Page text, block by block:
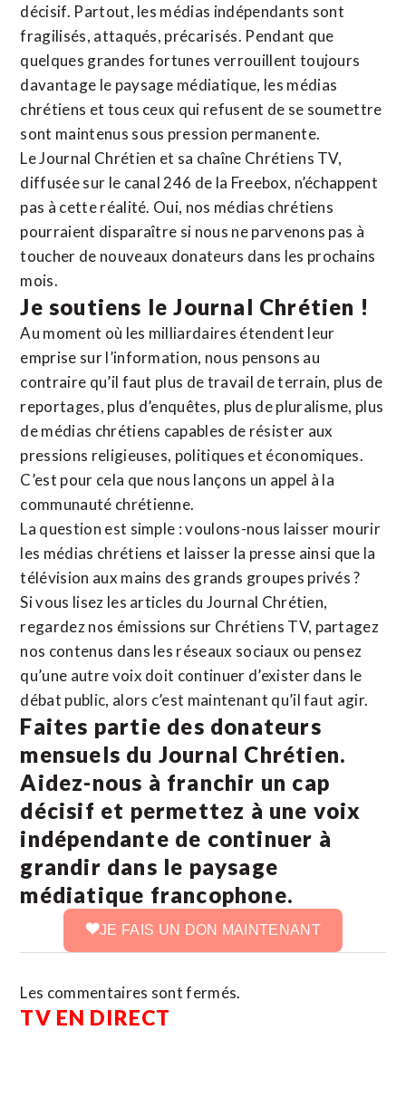
décisif. Partout, les médias indépendants sont
fragilisés, attaqués, précarisés. Pendant que
quelques grandes fortunes verrouillent toujours
davantage le paysage médiatique, les médias
chrétiens et tous ceux qui refusent de se soumettre
sont maintenus sous pression permanente.
Le Journal Chrétien et sa chaîne Chrétiens TV,
diffusée sur le canal 246 de la Freebox, n’échappent
pas à cette réalité. Oui, nos médias chrétiens
pourraient disparaître si nous ne parvenons pas à
toucher de nouveaux donateurs dans les prochains
mois.
Je soutiens le Journal Chrétien !
Au moment où les milliardaires étendent leur
emprise sur l’information, nous pensons au
contraire qu’il faut plus de travail de terrain, plus de
reportages, plus d’enquêtes, plus de pluralisme, plus
de médias chrétiens capables de résister aux
pressions religieuses, politiques et économiques.
C’est pour cela que nous lançons un appel à la
communauté chrétienne.
La question est simple : voulons-nous laisser mourir
les médias chrétiens et laisser la presse ainsi que la
télévision aux mains des grands groupes privés ?
Si vous lisez les articles du Journal Chrétien,
regardez nos émissions sur Chrétiens TV, partagez
nos contenus dans les réseaux sociaux ou pensez
qu’une autre voix doit continuer d’exister dans le
débat public, alors c’est maintenant qu’il faut agir.
Faites partie des donateurs
mensuels du Journal Chrétien.
Aidez-nous à franchir un cap
décisif et permettez à une voix
indépendante de continuer à
grandir dans le paysage
médiatique francophone.
JE FAIS UN DON MAINTENANT
Les commentaires sont fermés.
TV EN DIRECT